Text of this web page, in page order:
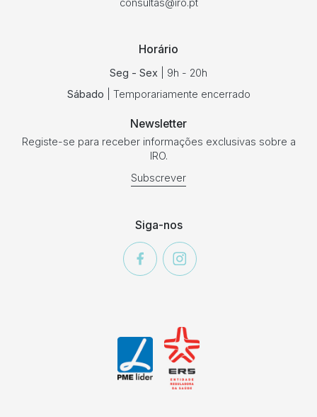
consultas@iro.pt
Horário
Seg - Sex | 9h - 20h
Sábado
| Temporariamente encerrado
Newsletter
Registe-se para receber informações exclusivas sobre a
IRO.
Subscrever
Siga-nos